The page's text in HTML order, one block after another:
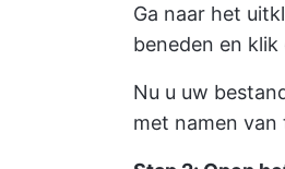
Ga naar het
beneden en
Nu u uw
met namen van